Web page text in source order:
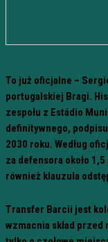
To już oficjalne –
portugalskiej Bragi.
zespołu z Estádio
definitywnego,
2030 roku. Według
za defensora około
również klauzula
Transfer Barcii jest
wzmacnia skład